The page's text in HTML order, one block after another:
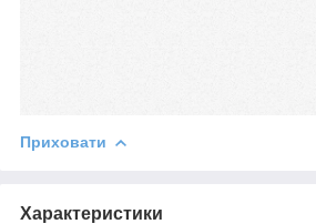
Приховати
Характеристики